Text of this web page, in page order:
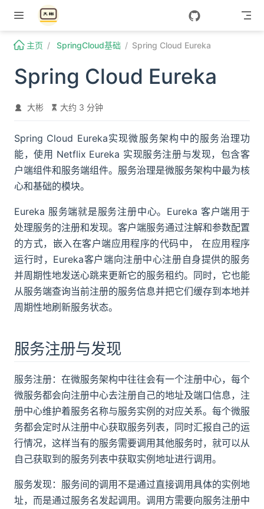
Skip to content
主页 SpringCloud基础 Spring Cloud Eureka
Spring Cloud Eureka
大彬 大约 3 分钟
Spring Cloud Eureka实现微服务架构中的服务治理功
能，使用 Netflix Eureka 实现服务注册与发现，包含客
户端组件和服务端组件。服务治理是微服务架构中最为核
心和基础的模块。
Eureka 服务端就是服务注册中心。Eureka 客户端用于
处理服务的注册和发现。客户端服务通过注解和参数配置
的方式，嵌入在客户端应用程序的代码中， 在应用程序
运行时，Eureka客户端向注册中心注册自身提供的服务
并周期性地发送心跳来更新它的服务租约。同时，它也能
从服务端查询当前注册的服务信息并把它们缓存到本地并
周期性地刷新服务状态。
服务注册与发现
服务注册：在微服务架构中往往会有一个注册中心，每个
微服务都会向注册中心去注册自己的地址及端口信息，注
册中心维护着服务名称与服务实例的对应关系。每个微服
务都会定时从注册中心获取服务列表，同时汇报自己的运
行情况，这样当有的服务需要调用其他服务时，就可以从
自己获取到的服务列表中获取实例地址进行调用。
服务发现：服务间的调用不是通过直接调用具体的实例地
址，而是通过服务名发起调用。调用方需要向服务注册中